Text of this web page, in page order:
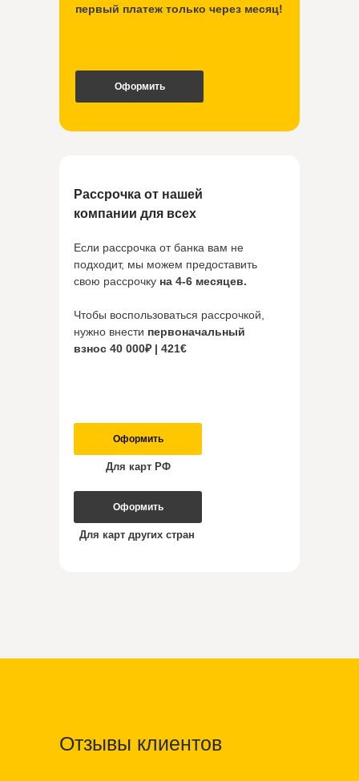
первый платеж только через месяц!
Оформить
Рассрочка от нашей
компании для всех
Если рассрочка от банка вам не
подходит, мы можем предоставить
свою рассрочку на 4-6 месяцев.
Чтобы воспользоваться рассрочкой,
нужно внести первоначальный
взнос 40 000₽ | 421€
Для карт других стран
Для карт РФ
Оформить
Оформить
Отзывы клиентов